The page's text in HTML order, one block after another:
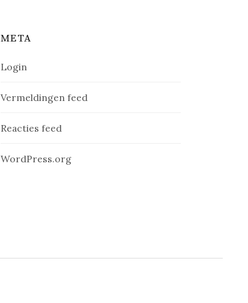
META
Login
Vermeldingen feed
Reacties feed
WordPress.org